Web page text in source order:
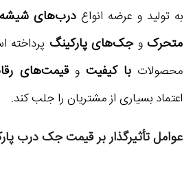
به تولید و عرضه انواعدرب‌های شیشه
متحرکوجک‌های پارکینگ پرداخته
محصولاتبا کیفیت وقیمت‌های
اعتماد بسیاری از مشتریان را جلب کند.
عوامل تأثیرگذار بر قیمت جک درب